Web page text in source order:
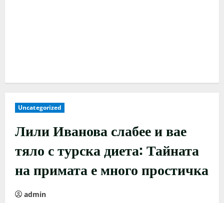
Uncategorized
Лили Иванова слабее и вае
тяло с турска диета: Тайната
на примата е много простичка
admin